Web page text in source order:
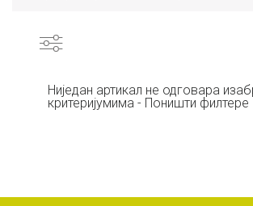
Ниједан артикал не одговара
критеријумима - Поништи филтере